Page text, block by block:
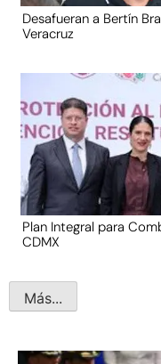
Desafueran a Bertín
Veracruz
Plan Integral para
CDMX
Más...